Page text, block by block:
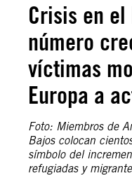
Crisis en
número
víctimas
Europa a
Foto: Miembros de
Bajos colocan
símbolo del
refugiadas y